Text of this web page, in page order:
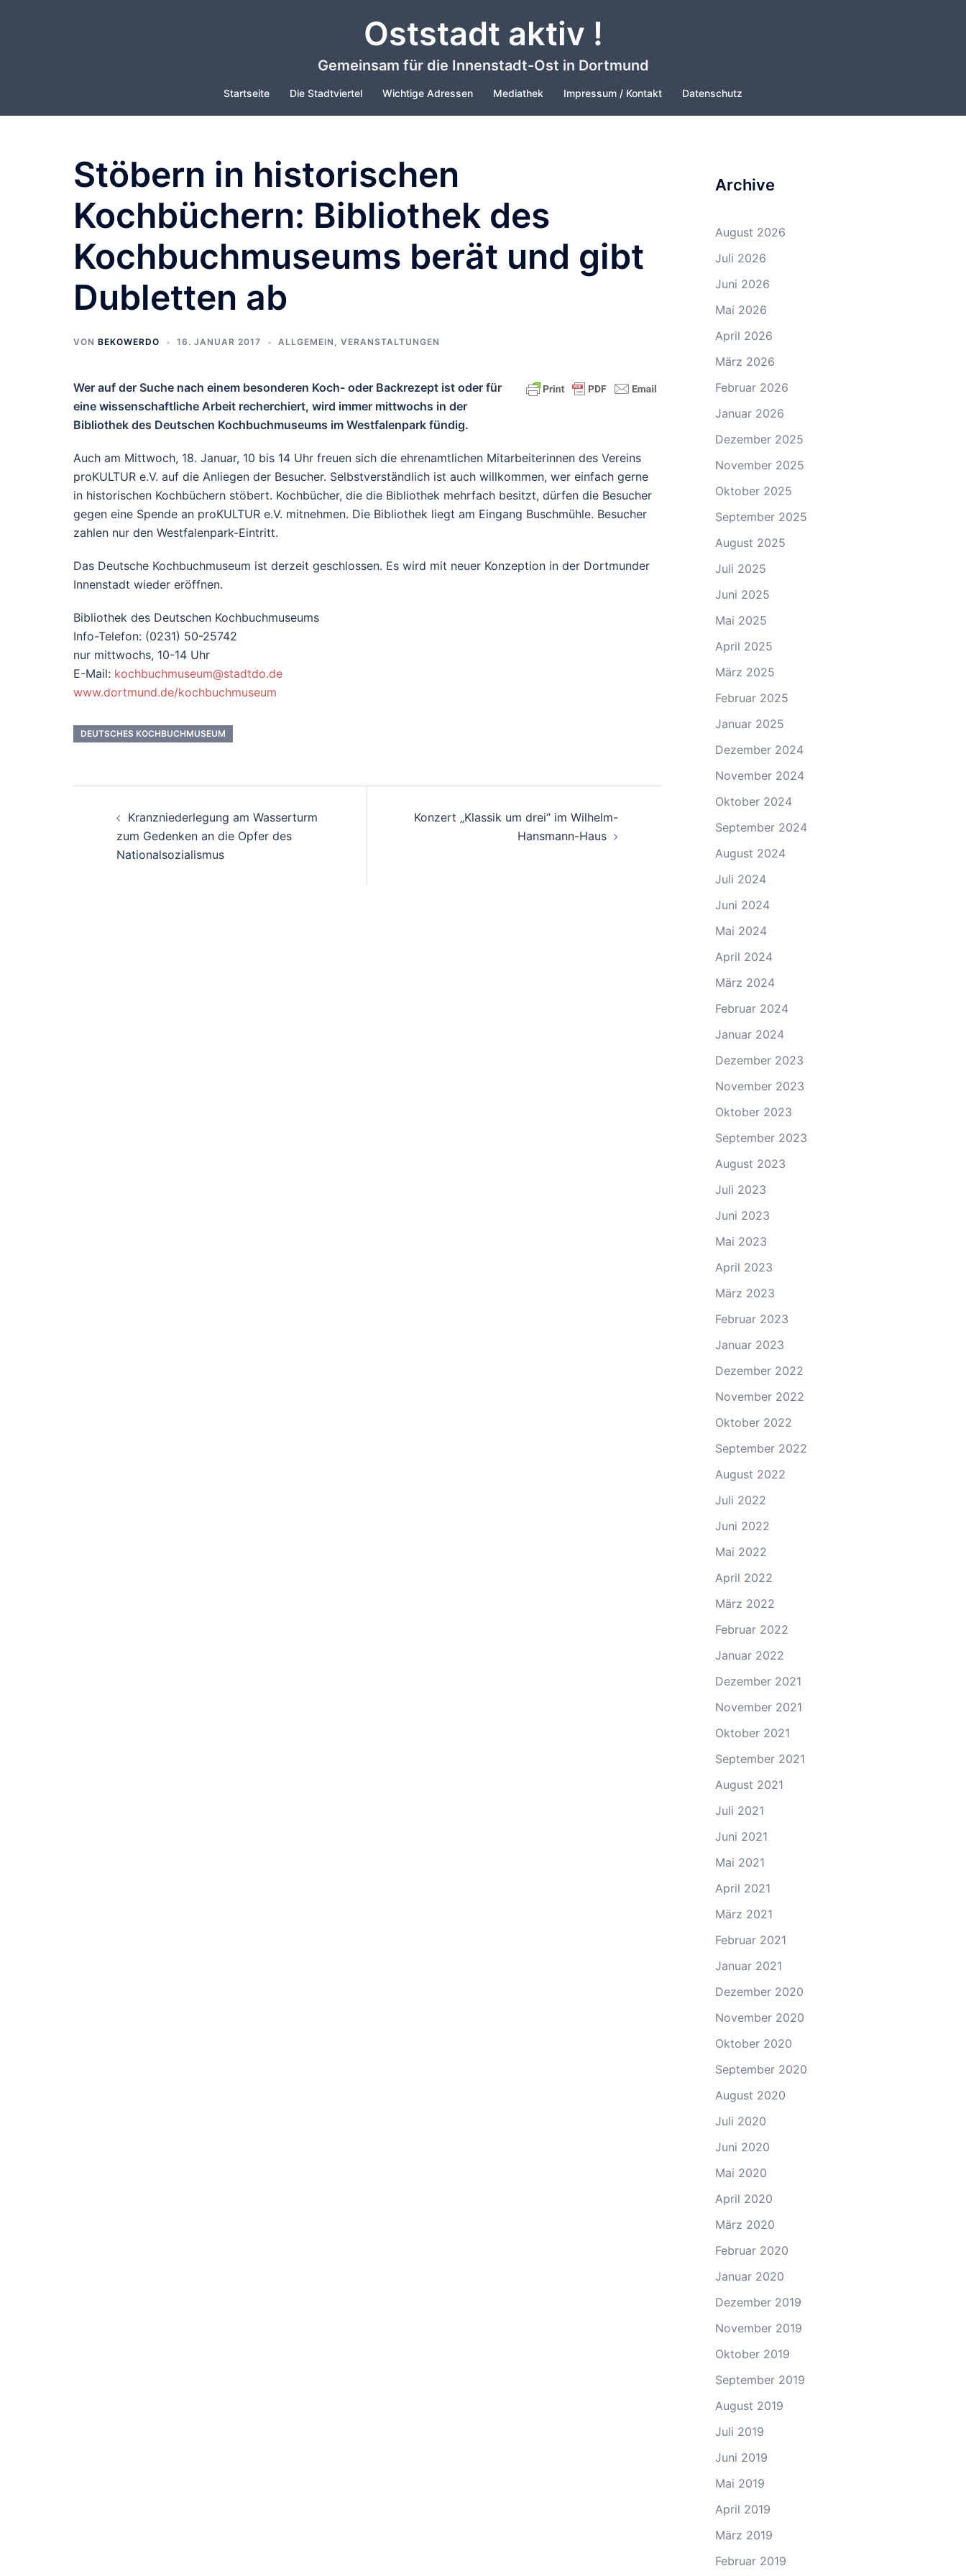
Oststadt aktiv !
Gemeinsam für die Innenstadt-Ost in Dortmund
Startseite Die Stadtviertel Wichtige Adressen Mediathek Impressum / Kontakt Datenschutz
Stöbern in historischen
Kochbüchern: Bibliothek des
Kochbuchmuseums berät und gibt
Dubletten ab
VON BEKOWERDO 16. JANUAR 2017 ALLGEMEIN , VERANSTALTUNGEN
Wer auf der Suche nach einem besonderen Koch- oder Backrezept ist oder für
eine wissenschaftliche Arbeit recherchiert, wird immer mittwochs in der
Bibliothek des Deutschen Kochbuchmuseums im Westfalenpark fündig.
Auch am Mittwoch, 18. Januar, 10 bis 14 Uhr freuen sich die ehrenamtlichen Mitarbeiterinnen des Vereins
proKULTUR e.V. auf die Anliegen der Besucher. Selbstverständlich ist auch willkommen, wer einfach gerne
in historischen Kochbüchern stöbert. Kochbücher, die die Bibliothek mehrfach besitzt, dürfen die Besucher
gegen eine Spende an proKULTUR e.V. mitnehmen. Die Bibliothek liegt am Eingang Buschmühle. Besucher
zahlen nur den Westfalenpark-Eintritt.
Das Deutsche Kochbuchmuseum ist derzeit geschlossen. Es wird mit neuer Konzeption in der Dortmunder
Innenstadt wieder eröffnen.
Bibliothek des Deutschen Kochbuchmuseums
Info-Telefon: (0231) 50-25742
nur mittwochs, 10-14 Uhr
E-Mail: kochbuchmuseum@stadtdo.de
www.dortmund.de/kochbuchmuseum
DEUTSCHES KOCHBUCHMUSEUM
Beitrags-
Navigation
Kranzniederlegung am Wasserturm
zum Gedenken an die Opfer des
Nationalsozialismus
Konzert „Klassik um drei“ im Wilhelm-
Hansmann-Haus
Archive
August 2026
Juli 2026
Juni 2026
Mai 2026
April 2026
März 2026
Februar 2026
Januar 2026
Dezember 2025
November 2025
Oktober 2025
September 2025
August 2025
Juli 2025
Juni 2025
Mai 2025
April 2025
März 2025
Februar 2025
Januar 2025
Dezember 2024
November 2024
Oktober 2024
September 2024
August 2024
Juli 2024
Juni 2024
Mai 2024
April 2024
März 2024
Februar 2024
Januar 2024
Dezember 2023
November 2023
Oktober 2023
September 2023
August 2023
Juli 2023
Juni 2023
Mai 2023
April 2023
März 2023
Februar 2023
Januar 2023
Dezember 2022
November 2022
Oktober 2022
September 2022
August 2022
Juli 2022
Juni 2022
Mai 2022
April 2022
März 2022
Februar 2022
Januar 2022
Dezember 2021
November 2021
Oktober 2021
September 2021
August 2021
Juli 2021
Juni 2021
Mai 2021
April 2021
März 2021
Februar 2021
Januar 2021
Dezember 2020
November 2020
Oktober 2020
September 2020
August 2020
Juli 2020
Juni 2020
Mai 2020
April 2020
März 2020
Februar 2020
Januar 2020
Dezember 2019
November 2019
Oktober 2019
September 2019
August 2019
Juli 2019
Juni 2019
Mai 2019
April 2019
März 2019
Februar 2019